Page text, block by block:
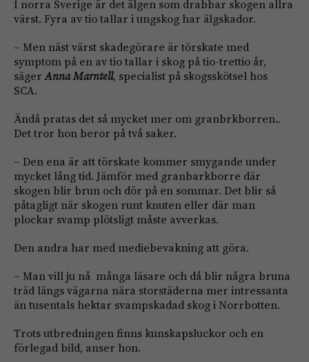
I norra Sverige är det älgen som drabbar skogen allra
värst. Fyra av tio tallar i ungskog har älgskador.
– Men näst värst skadegörare är törskate med
symptom på en av tio tallar i skog på tio-trettio år,
sägerAnna Marntell, specialist på skogsskötsel hos
SCA.
Ändå pratas det så mycket mer om granbrkborren..
Det tror hon beror på två saker.
– Den ena är att törskate kommer smygande under
mycket lång tid. Jämför med granbarkborre där
skogen blir brun och dör på en sommar. Det blir så
påtagligt när skogen runt knuten eller där man
plockar svamp plötsligt måste avverkas.
Den andra har med mediebevakning att göra.
– Man vill ju nå många läsare och då blir några bruna
träd längs vägarna nära storstäderna mer intressanta
än tusentals hektar svampskadad skog i Norrbotten.
Trots utbredningen finns kunskapsluckor och en
förlegad bild, anser hon.